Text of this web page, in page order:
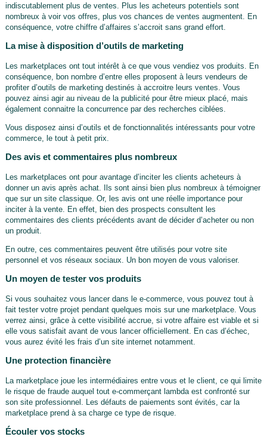
indiscutablement plus de ventes. Plus les acheteurs potentiels sont
nombreux à voir vos offres, plus vos chances de ventes augmentent. En
conséquence, votre chiffre d’affaires s’accroit sans grand effort.
La mise à disposition d’outils de marketing
Les marketplaces ont tout intérêt à ce que vous vendiez vos produits. En
conséquence, bon nombre d’entre elles proposent à leurs vendeurs de
profiter d’outils de marketing destinés à accroitre leurs ventes. Vous
pouvez ainsi agir au niveau de la publicité pour être mieux placé, mais
également connaitre la concurrence par des recherches ciblées.
Vous disposez ainsi d’outils et de fonctionnalités intéressants pour votre
commerce, le tout à petit prix.
Des avis et commentaires plus nombreux
Les marketplaces ont pour avantage d’inciter les clients acheteurs à
donner un avis après achat. Ils sont ainsi bien plus nombreux à témoigner
que sur un site classique. Or, les avis ont une réelle importance pour
inciter à la vente. En effet, bien des prospects consultent les
commentaires des clients précédents avant de décider d’acheter ou non
un produit.
En outre, ces commentaires peuvent être utilisés pour votre site
personnel et vos réseaux sociaux. Un bon moyen de vous valoriser.
Un moyen de tester vos produits
Si vous souhaitez vous lancer dans le e-commerce, vous pouvez tout à
fait tester votre projet pendant quelques mois sur une marketplace. Vous
verrez ainsi, grâce à cette visibilité accrue, si votre affaire est viable et si
elle vous satisfait avant de vous lancer officiellement. En cas d’échec,
vous aurez évité les frais d’un site internet notamment.
Une protection financière
La marketplace joue les intermédiaires entre vous et le client, ce qui limite
le risque de fraude auquel tout e-commerçant lambda est confronté sur
son site professionnel. Les défauts de paiements sont évités, car la
marketplace prend à sa charge ce type de risque.
Écouler vos stocks